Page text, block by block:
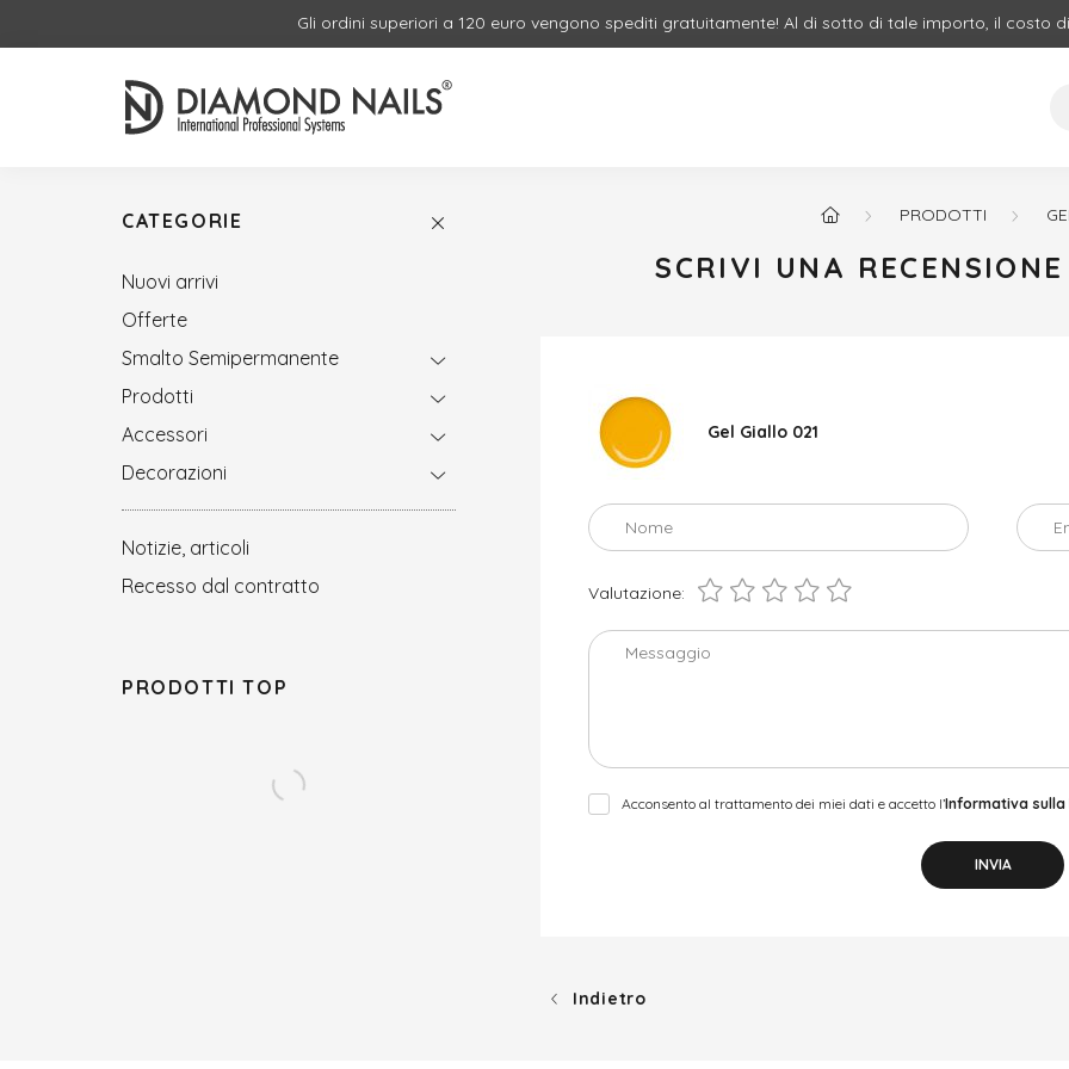
Gli ordini superiori a 120 euro vengono spediti gratuitamente! Al di sotto di tale importo, il costo
CATEGORIE
Nuovi arrivi
Offerte
Smalto Semipermanente
Prodotti
Accessori
Decorazioni
Notizie, articoli
Recesso dal contratto
PRODOTTI TOP
PRODOTTI
SCRIVI UNA
Gel Giallo 021
Nome
Valutazione:
Messaggio
Acconsento al trattamento dei miei dati e accetto l’Informativa sulla
INVIA
Indietro